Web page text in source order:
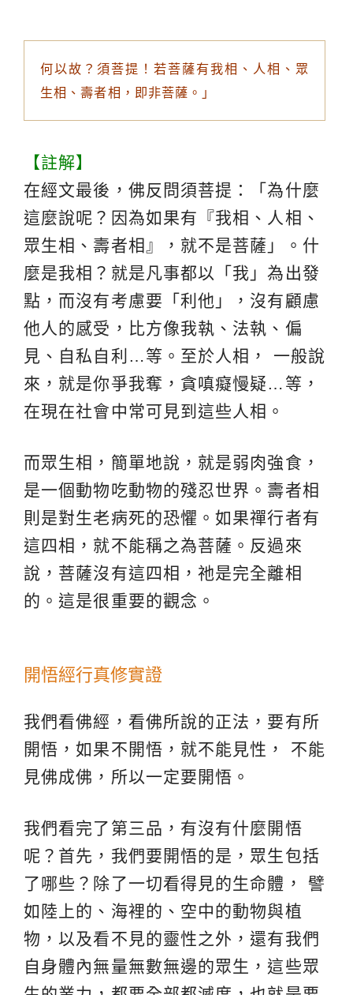
何以故？須菩提！若菩薩有我相、人相、眾
生相、壽者相，即非菩薩。」
【註解】
在經文最後，佛反問須菩提：「為什麼
這麼說呢？因為如果有『我相、人相、
眾生相、壽者相』，就不是菩薩」。什
麼是我相？就是凡事都以「我」為出發
點，而沒有考慮要「利他」，沒有顧慮
他人的感受，比方像我執、法執、偏
見、自私自利…等。至於人相， 一般說
來，就是你爭我奪，貪嗔癡慢疑…等，
在現在社會中常可見到這些人相。
而眾生相，簡單地說，就是弱肉強食，
是一個動物吃動物的殘忍世界。壽者相
則是對生老病死的恐懼。如果禪行者有
這四相，就不能稱之為菩薩。反過來
說，菩薩沒有這四相，祂是完全離相
的。這是很重要的觀念。
開悟經行真修實證
我們看佛經，看佛所說的正法，要有所
開悟，如果不開悟，就不能見性， 不能
見佛成佛，所以一定要開悟。
我們看完了第三品，有沒有什麼開悟
呢？首先，我們要開悟的是，眾生包括
了哪些？除了一切看得見的生命體， 譬
如陸上的、海裡的、空中的動物與植
物，以及看不見的靈性之外，還有我們
自身體內無量無數無邊的眾生，這些眾